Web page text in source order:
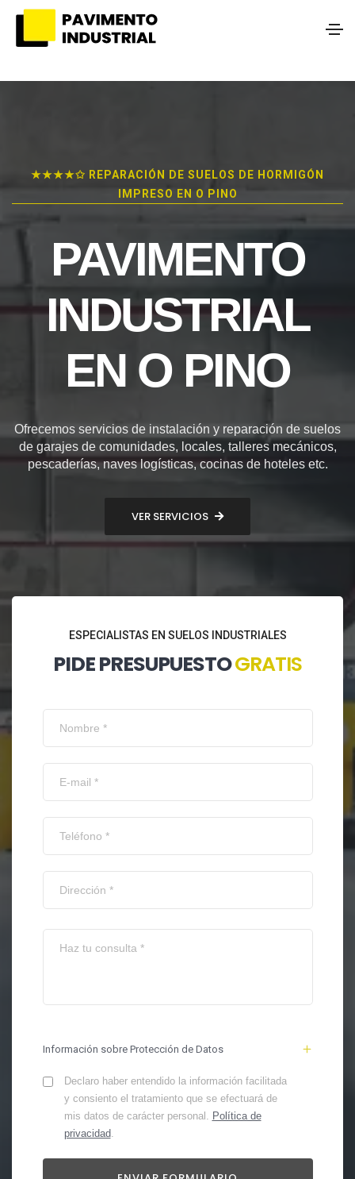
★★★★✩ REPARACIÓN DE SUELOS DE HORMIGÓN
IMPRESO EN O PINO
PAVIMENTO
INDUSTRIAL
EN O PINO
Ofrecemos servicios de instalación y reparación de suelos
de garajes de comunidades, locales, talleres mecánicos,
pescaderías, naves logísticas, cocinas de hoteles etc.
VER SERVICIOS
ESPECIALISTAS EN SUELOS INDUSTRIALES
PIDE PRESUPUESTOGRATIS
Información sobre Protección de Datos
Declaro haber entendido la información facilitada
y consiento el tratamiento que se efectuará de
mis datos de carácter personal. Política de
privacidad.